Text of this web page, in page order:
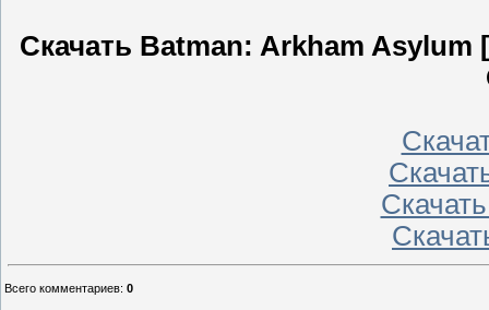
Скачать Batman: Arkham Asylum
Всего комментариев: 0